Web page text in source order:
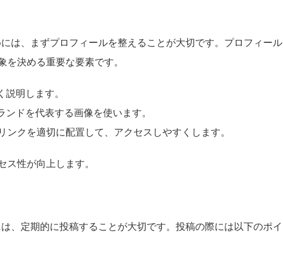
は、まずプロフィールを整えることが大切です。プロフィール
決める重要な要素です。
明します。
ドを代表する画像を使います。
クを適切に配置して、アクセスしやすくします。
性が向上します。
、定期的に投稿することが大切です。投稿の際には以下のポイ